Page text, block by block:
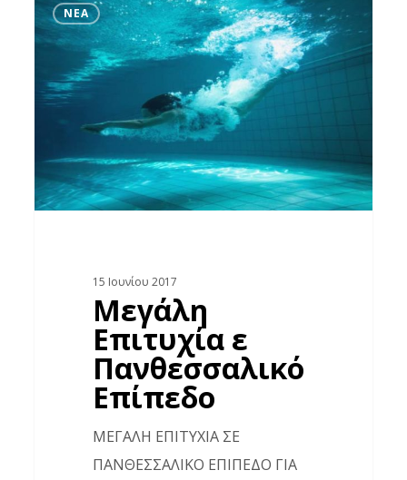
Επιτυχία
Πανθεσσαλικό
Επίπεδο
ΝΈΑ
15 Ιουνίου 2017
Μεγάλη
Επιτυχία ε
Πανθεσσαλικό
Επίπεδο
ΜΕΓΑΛΗ ΕΠΙΤΥΧΙA ΣΕ
ΠΑΝΘΕΣΣΑΛΙΚΟ ΕΠΙΠΕΔΟ ΓΙΑ